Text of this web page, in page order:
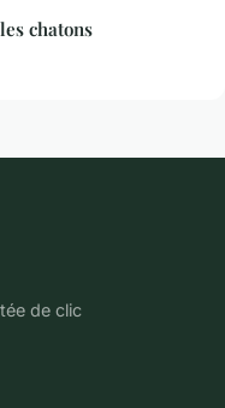
chatons
de clic